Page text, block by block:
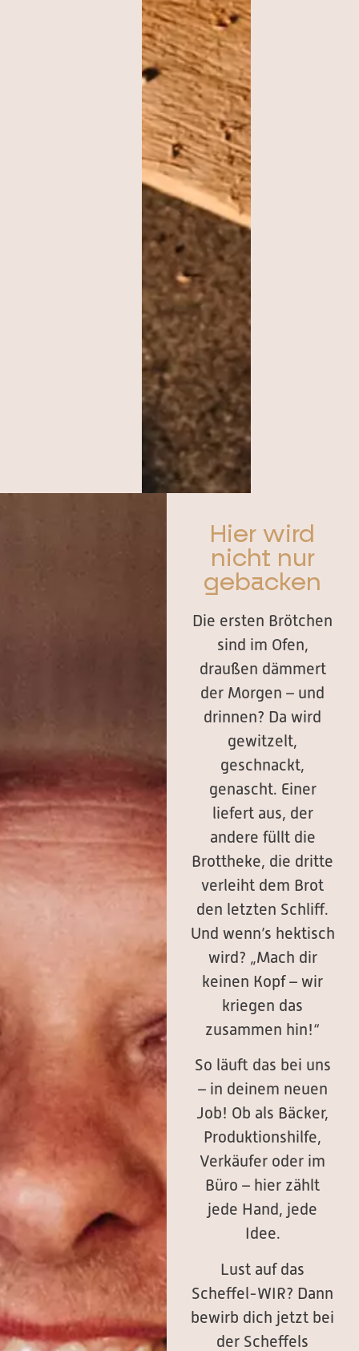
Hier wird
nicht nur
gebacken
Die ersten Brötchen
sind im Ofen,
draußen dämmert
der Morgen – und
drinnen? Da wird
gewitzelt,
geschnackt,
genascht. Einer
liefert aus, der
andere füllt die
Brottheke, die dritte
verleiht dem Brot
den letzten Schliff.
Und wenn’s hektisch
wird? „Mach dir
keinen Kopf – wir
kriegen das
zusammen hin!“
So läuft das bei uns
– in deinem neuen
Job! Ob als Bäcker,
Produktionshilfe,
Verkäufer oder im
Büro – hier zählt
jede Hand, jede
Idee.
Lust auf das
Scheffel-WIR? Dann
bewirb dich jetzt bei
der Scheffels